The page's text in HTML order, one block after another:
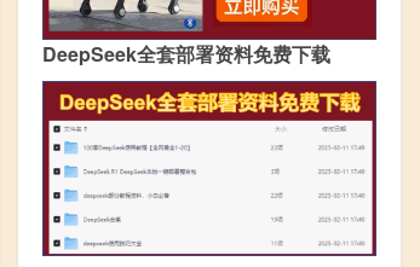
DeepSeek全套部署资料免费下载